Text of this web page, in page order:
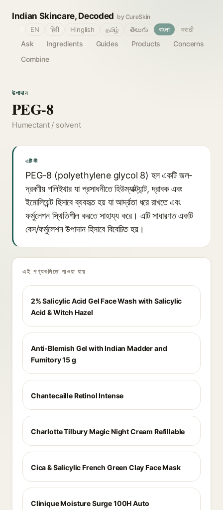
Indian Skincare, Decoded by CureSkin
Ask Ingredients Guides Products
Concerns
Combine
EN हिंदी Hinglish தமிழ் తెలుగు বাংলা मराठी
উপাদান
PEG-8
Humectant / solvent
এটি কী
PEG-8 (polyethylene glycol 8) হল একটি জল-
দ্রবণীয় পলিইথার যা প্রসাধনীতে হিউম্যাক্ট্যান্ট, দ্রাবক এবং
ইমোলিয়েন্ট হিসাবে ব্যবহৃত হয় যা আর্দ্রতা ধরে রাখতে এবং
ফর্মুলেশন স্থিতিশীল করতে সাহায্য করে। এটি সাধারণত একটি
বেস/ফর্মুলেশন উপাদান হিসাবে বিবেচিত হয়।
এই পণ্যগুলিতে পাওয়া যায়
2% Salicylic Acid Gel Face Wash with Salicylic
Acid & Witch Hazel
Anti-Blemish Gel with Indian Madder and
Fumitory 15 g
Chantecaille Retinol Intense
Charlotte Tilbury Magic Night Cream Refillable
Cica & Salicylic French Green Clay Face Mask
Clinique Moisture Surge 100H Auto